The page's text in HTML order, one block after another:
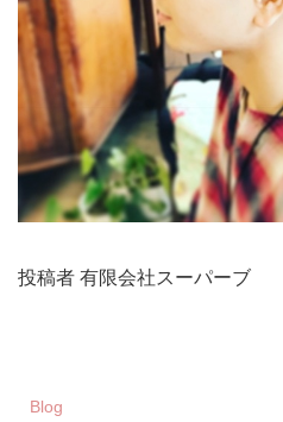
投稿者 有限会社スーパーブ
Blog